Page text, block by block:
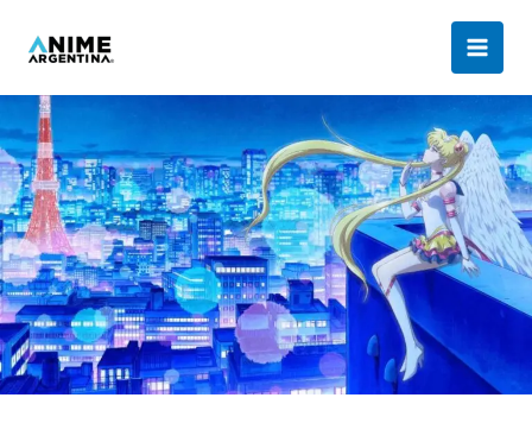
Sailor
Moon
Cosmos
llegó
a
Netflix
con
un
homenaje
que